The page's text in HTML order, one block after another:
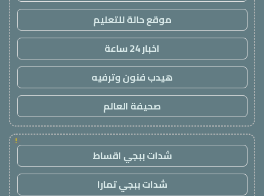
موقع حالة للتعليم
اخبار 24 ساعة
هيدب فنون وترفيه
صحيفة العالم
!
شدات ببجي اقساط
شدات ببجي تمارا